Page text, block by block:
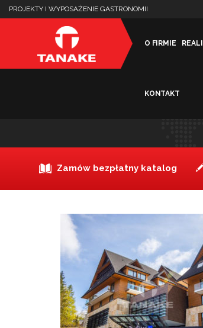
PROJEKTY I WYPOSAŻENIE GASTRONOMII
O FIRMIE
KONTAKT
Zamów bezpłatny katalog